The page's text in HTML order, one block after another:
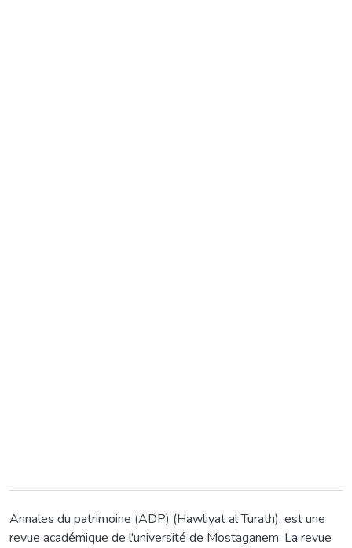
Annales du patrimoine (ADP) (Hawliyat al Turath), est une
revue académique de l'université de Mostaganem. La revue